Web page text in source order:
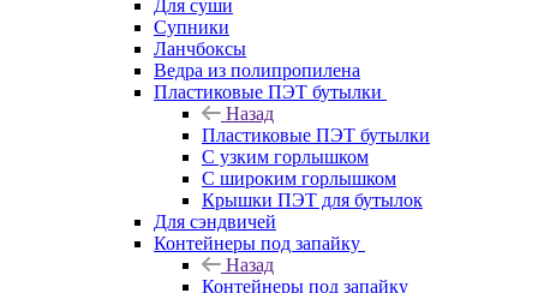
Для суши
Супники
Ланчбоксы
Ведра из полипропилена
Пластиковые ПЭТ бутылки
Назад
Пластиковые ПЭТ бутылки
С узким горлышком
С широким горлышком
Крышки ПЭТ для бутылок
Для сэндвичей
Контейнеры под запайку
Назад
Контейнеры под запайку